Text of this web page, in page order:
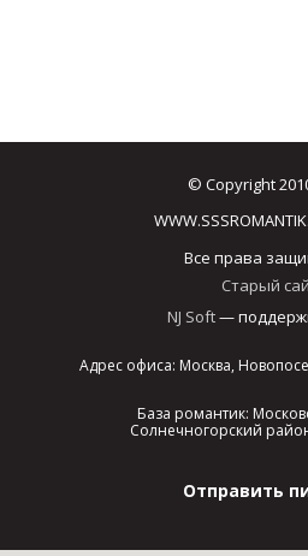
© Copyright
Все права
Старый
NJ Soft—
Адрес офиса: Москва,
База романтик:
Солнечногорский
Отправить